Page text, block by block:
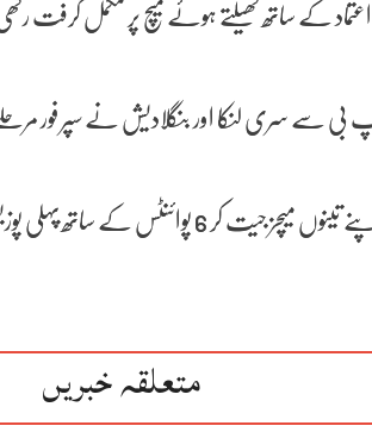
بی سے سری لنکا اور بنگلادیش نے سپر فور مرحلے
4 پوائنٹس کے ساتھ دوسرا نمبر حاصل کیا۔
متعلقہ خبریں